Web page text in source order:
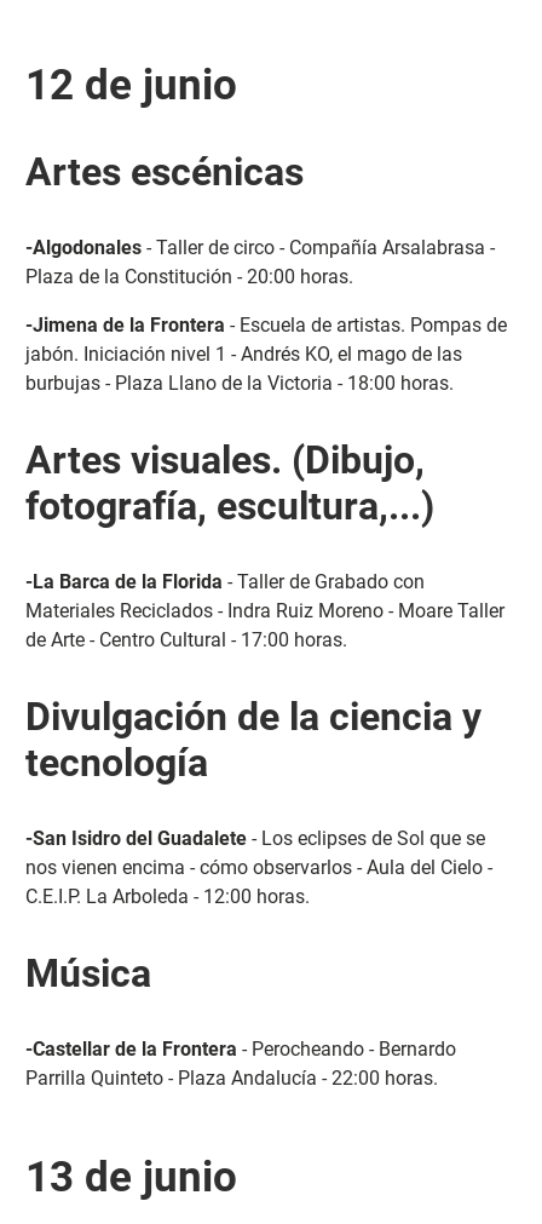
12 de junio
Artes escénicas
-Algodonales- Taller de circo - Compañía Arsalabrasa -
Plaza de la Constitución - 20:00 horas.
-Jimena de la Frontera - Escuela de artistas. Pompas de
jabón. Iniciación nivel 1 - Andrés KO, el mago de las
burbujas - Plaza Llano de la Victoria - 18:00 horas.
Artes visuales. (Dibujo,
fotografía, escultura,...)
-La Barca de la Florida - Taller de Grabado con
Materiales Reciclados - Indra Ruiz Moreno - Moare Taller
de Arte - Centro Cultural - 17:00 horas.
Divulgación de la ciencia y
tecnología
-San Isidro del Guadalete- Los eclipses de Sol que se
nos vienen encima - cómo observarlos - Aula del Cielo -
C.E.I.P. La Arboleda - 12:00 horas.
Música
-Castellar de la Frontera - Perocheando - Bernardo
Parrilla Quinteto - Plaza Andalucía - 22:00 horas.
13 de junio